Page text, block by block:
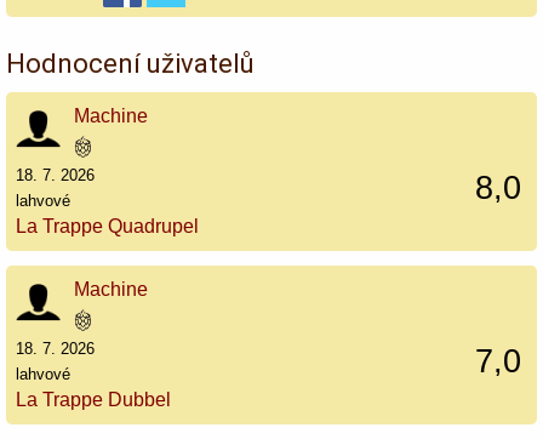
Hodnocení uživatelů
Machine
8,0
18. 7. 2026
lahvové
La Trappe Quadrupel
Machine
7,0
18. 7. 2026
lahvové
La Trappe Dubbel